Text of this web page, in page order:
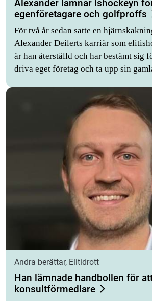
Alexander lämnar ishockeyn
egenföretagare och golfproffs
För två år sedan satte en
Alexander Deilerts karriär som
är han återställd och har bestämt sig
driva eget företag och ta upp sin
Andra berättar, Elitidrott
Han lämnade handbollen för
konsultförmedlare